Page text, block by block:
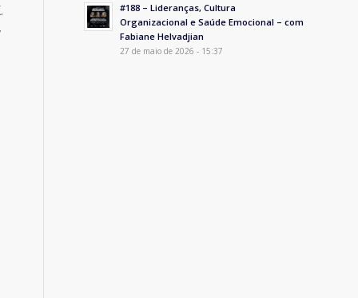
#188 – Lideranças, Cultura
Organizacional e Saúde Emocional – com
Fabiane Helvadjian
27 de maio de 2026 - 15:37